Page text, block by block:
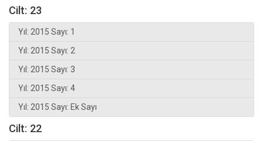
Cilt: 23
Yıl: 2015 Sayı: 1
Yıl: 2015 Sayı: 2
Yıl: 2015 Sayı: 3
Yıl: 2015 Sayı: 4
Yıl: 2015 Sayı: Ek Sayı
Cilt: 22